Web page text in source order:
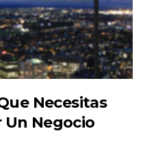
Necesitas
Un Negocio